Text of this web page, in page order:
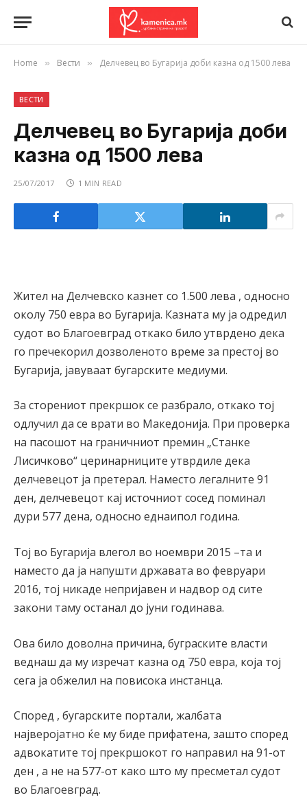
Home » Вести » Делчевец во Бугарија доби казна од 1500 лева
ВЕСТИ
Делчевец во Бугарија доби
казна од 1500 лева
25/07/2017 1 MIN READ
Жител на Делчевско казнет со 1.500 лева , односно
околу 750 евра во Бугарија. Казната му ја одредил
судот во Благоевград откако било утврдено дека
го пречекорил дозволеното време за престој во
Бугарија, јавуваат бугарските медиуми.
За сторениот прекршок се разбрало, откако тој
одлучил да се врати во Македонија. При проверка
на пасошот на граничниот премин „Станке
Лисичково“ церинарниците утврдиле дека
делчевецот ја претерал. Наместо легалните 91
ден, делчевецот кај источниот сосед поминал
дури 577 дена, односно еднаипол година.
Тој во Бугарија влегол во ноември 2015 –та и
наместо да ја напушти државата во февруари
2016, тој никаде непријавен и надвор од сите
закони таму останал до јуни годинава.
Ова било доволна причина, буграските власти
веднаш да му изречат казна од 750 евра, која тој
сега ја обжелил на повисока инстанца.
Според , бугарските портали, жалбата
најверојатно ќе му биде прифатена, зашто според
адвокатите тој прекршокот го направил на 91-от
ден , а не на 577-от како што му пресметал судот
во Благоевград.